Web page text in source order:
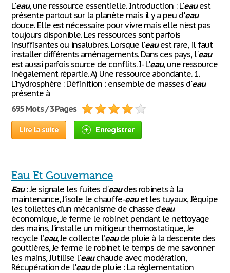
L'eau, une ressource essentielle. Introduction : L'eauest
présente partout sur la planète mais il y a peu d'eau
douce. Elle est nécessaire pour vivre mais elle n'est pas
toujours disponible. Les ressources sont parfois
insuffisantes ou insalubres. Lorsque l'eauest rare, il faut
installer différents aménagements. Dans ces pays, l'eau
est aussi parfois source de conflits. I- L'eau, une ressource
inégalement répartie. A) Une ressource abondante. 1.
L'hydrosphère : Définition : ensemble de masses d'eau
présente à
695 Mots / 3 Pages
Lire la suite Enregistrer
Eau Et Gouvernance
Eau: Je signale les fuites d'eaudes robinets à la
maintenance, J’isole le chauffe-eauet les tuyaux, J’équipe
les toilettes d’un mécanisme de chasse d’eau
économique, Je ferme le robinet pendant le nettoyage
des mains, J’installe un mitigeur thermostatique, Je
recycle l’eau, Je collecte l’eaude pluie à la descente des
gouttières, Je ferme le robinet le temps de me savonner
les mains, J'utilise l'eauchaude avec modération,
Récupération de l'eaude pluie : La réglementation